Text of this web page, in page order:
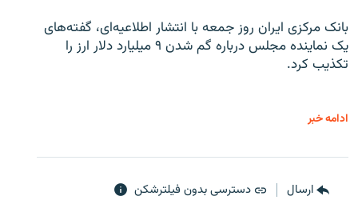
بانک مرکزی ایران روز جمعه با انتشار اطلاعیه‌ای، گفته‌های
یک نماینده مجلس درباره گم شدن ۹ میلیارد دلار ارز را
تکذیب کرد.
ادامه خبر
ارسال دسترسی بدون فیلترشکن